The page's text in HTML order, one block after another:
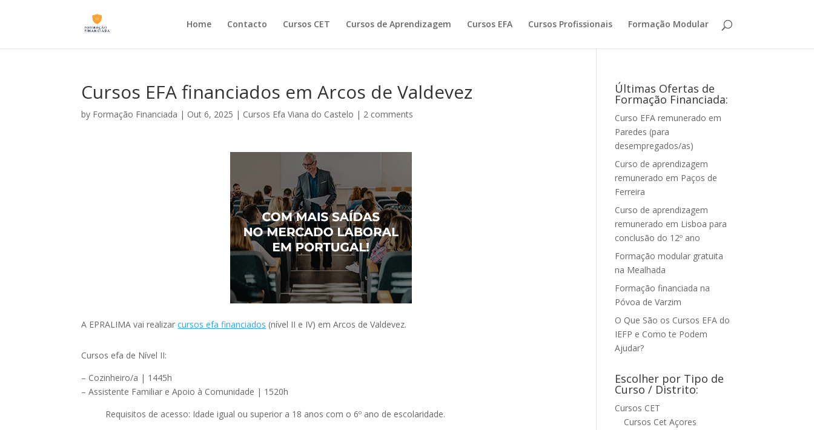
Home Contacto Cursos CET Cursos de Aprendizagem Cursos EFA Cursos Profissionais Formação Modular
Cursos EFA financiados em Arcos de Valdevez
by Formação Financiada | Out 6, 2025 | Cursos Efa Viana do Castelo | 2 comments
A EPRALIMA vai realizarcursos efa financiados (nível II e IV) em Arcos de Valdevez.
Cursos efa de Nível II:
– Cozinheiro/a | 1445h
– Assistente Familiar e Apoio à Comunidade | 1520h
Requisitos de acesso: Idade igual ou superior a 18 anos com o 6º ano de escolaridade.
Últimas Ofertas de
Formação Financiada:
Curso EFA remunerado em
Paredes (para
desempregados/as)
Curso de aprendizagem
remunerado em Paços de
Ferreira
Curso de aprendizagem
remunerado em Lisboa para
conclusão do 12º ano
Formação modular gratuita
na Mealhada
Formação financiada na
Póvoa de Varzim
O Que São os Cursos EFA do
IEFP e Como te Podem
Ajudar?
Escolher por Tipo de
Curso / Distrito:
Cursos CET
Cursos Cet Açores